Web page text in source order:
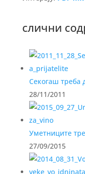
слични
Секогаш треба
28/11/2011
Уметниците
27/09/2015